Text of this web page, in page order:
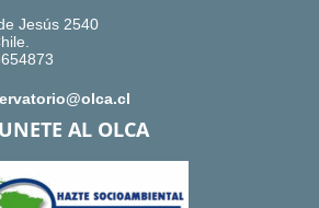
Jesús 2540
UNETE AL OLCA